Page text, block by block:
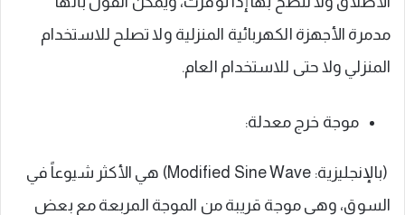
مدمرة الأجهزة الكهربائية المنزلية ولا تصلح للاستخدام
المنزلي ولا حتى للاستخدام العام.
موجة خرج معدلة:
(بالإنجليزية: Modified Sine Wave) هي الأكثر شيوعاً في
السوق، وهي موجة قريبة من الموجة المربعة مع بعض